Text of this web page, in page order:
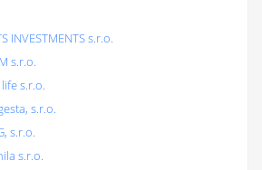
INVESTMENTS s.r.o.
s.r.o.
s.r.o.
s.r.o.
s.r.o.
s.r.o.